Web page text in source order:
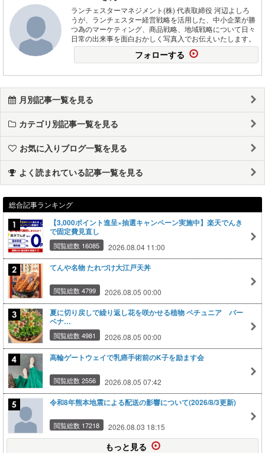
ランチェスターマネジメント(株) 代表取締役 河辺よしろ
うが、ランチェスター経営戦略を活用した、中小企業が勝
つ為のマーケティング、商品戦略、地域戦略について日々
日常の出来事を面白おかしく写真入でお伝えいたします。
フォローする
月別記事一覧を見る
カテゴリ別記事一覧を見る
お気に入りブログ一覧を見る
よく読まれている記事一覧を見る
総合記事ランキング
【3,000ポイント進呈×抽選キャンペーン実施中】楽天でんき
で固定費見直し
閲覧総数 16085 2026.08.04 11:00
てんや名物 たれづけ大江戸天丼
閲覧総数 4799 2026.08.05 00:00
夏に切り戻しで繰り返し花を咲かせる植物 ペチュニア バー
ベナ…
閲覧総数 4981 2026.08.05 00:00
高輪ゲートウェイで乳癌手術前のK子を励ます会
閲覧総数 2556 2026.08.05 07:42
令和8年熊本地震による配送の影響について(2026/8/3更新)
閲覧総数 17218 2026.08.03 18:15
もっと見る